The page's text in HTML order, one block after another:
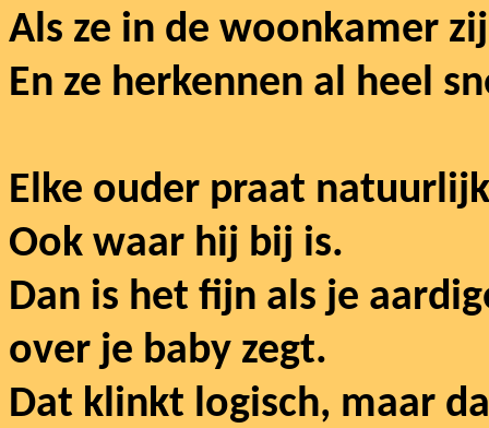
Als ze in de woonkamer
En ze herkennen al heel
Elke ouder praat
Ook waar hij bij is.
Dan is het fijn als je
over je baby zegt.
Dat klinkt logisch, maar